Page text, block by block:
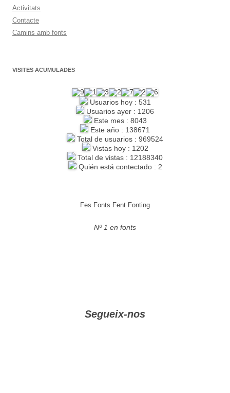
Activitats
Contacte
Camins amb fonts
VISITES ACUMULADES
Usuarios hoy : 531
Usuarios ayer : 1206
Este mes : 8043
Este año : 138671
Total de usuarios : 969524
Vistas hoy : 1202
Total de vistas : 12188340
Quién está contectado : 2
Fes Fonts Fent Fonting
Nº 1 en fonts
Segueix-nos